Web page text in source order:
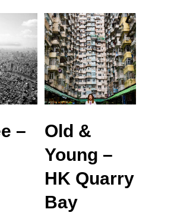
–
Old &
Young –
HK Quarry
Bay